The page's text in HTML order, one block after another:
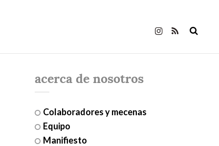
acerca de nosotros
Colaboradores y mecenas
Equipo
Manifiesto